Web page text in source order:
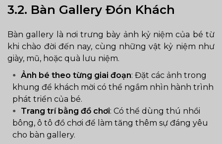
3.2. Bàn Gallery Đón Khách
Bàn gallery là nơi trưng bày ảnh kỷ niệm của bé từ
khi chào đời đến nay, cùng những vật kỷ niệm như
giày, mũ, hoặc quà lưu niệm.
Ảnh bé theo từng giai đoạn: Đặt các ảnh trong
khung để khách mời có thể ngắm nhìn hành trình
phát triển của bé.
Trang trí bằng đồ chơi: Có thể dùng thú nhồi
bông, ô tô đồ chơi để làm tăng thêm sự đáng yêu
cho bàn gallery.